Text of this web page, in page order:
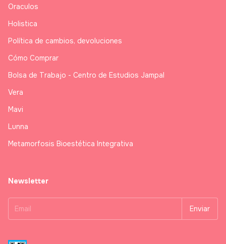
Oraculos
Holistica
Política de cambios, devoluciones
Cómo Comprar
Bolsa de Trabajo - Centro de Estudios Jampal
Vera
Mavi
Lunna
Metamorfosis Bioestética Integrativa
Newsletter